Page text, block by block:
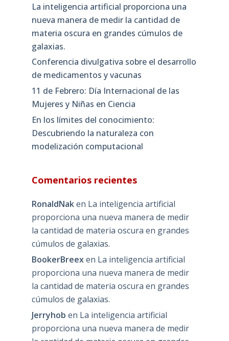
La inteligencia artificial proporciona una
nueva manera de medir la cantidad de
materia oscura en grandes cúmulos de
galaxias.
Conferencia divulgativa sobre el desarrollo
de medicamentos y vacunas
11 de Febrero: Día Internacional de las
Mujeres y Niñas en Ciencia
En los límites del conocimiento:
Descubriendo la naturaleza con
modelización computacional
Comentarios recientes
RonaldNaken La inteligencia artificial
proporciona una nueva manera de medir
la cantidad de materia oscura en grandes
cúmulos de galaxias.
BookerBreexen La inteligencia artificial
proporciona una nueva manera de medir
la cantidad de materia oscura en grandes
cúmulos de galaxias.
Jerryhob en La inteligencia artificial
proporciona una nueva manera de medir